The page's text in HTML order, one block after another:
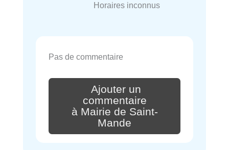
Horaires inconnus
Pas de commentaire
Ajouter un
commentaire
à Mairie de Saint-
Mande